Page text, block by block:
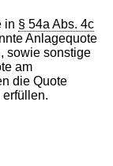
in § 54a Abs. 4c
Anlagequote
sowie sonstige
am
die Quote